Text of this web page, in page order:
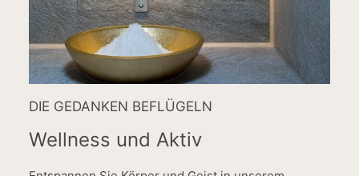
DIE GEDANKEN BEFLÜGELN
Wellness und Aktiv